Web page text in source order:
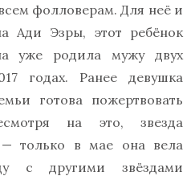
фолловерам. Для неё и
Ади Эзры, этот ребёнок
уже родила мужу двух
годах. Ранее девушка
готова пожертвовать
на это, звезда
— только в мае она вела
с другими звёздами